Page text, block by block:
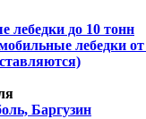
лебедки до 10 тонн
лебедки от
Баргузин